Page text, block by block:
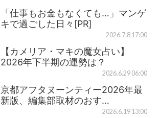
「仕事もお金もなくても…」マンゲ
キで過ごした日々[PR]
2026.7.8 17:00
【カメリア・マキの魔女占い】
2026年下半期の運勢は？
2026.6.29 06:00
京都アフタヌーンティー2026年最
新版、編集部取材のおす…
2026.6.19 13:00